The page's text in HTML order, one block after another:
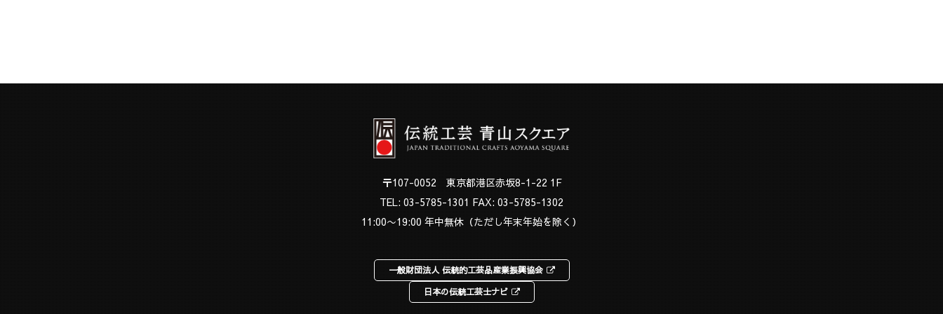
〒107-0052 東京都港区赤坂8-1-22 1F
TEL: 03-5785-1301 FAX: 03-5785-1302
11:00〜19:00 年中無休（ただし年末年始を除く）
一般財団法人 伝統的工芸品産業振興協会
日本の伝統工芸士ナビ